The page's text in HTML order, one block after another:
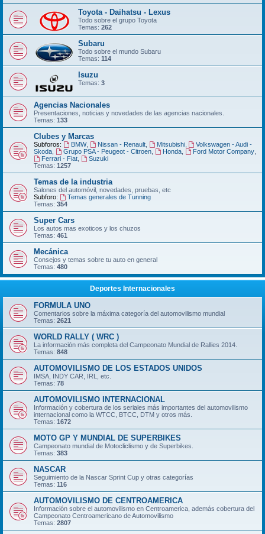
Toyota - Daihatsu - Lexus
Todo sobre el grupo Toyota
Temas: 262
Subaru
Todo sobre el mundo Subaru
Temas: 114
Isuzu
Temas: 3
Agencias Nacionales
Presentaciones, noticias y novedades de las agencias nacionales.
Temas: 133
Clubes y Marcas
Subforos: BMW, Nissan - Renault, Mitsubishi,
Volkswagen - Audi -
Skoda
Grupo PSA - Peugeot - Citroen, Honda, Ford Motor Company,
Ferrari - Fiat,
Suzuki
Temas: 1257
Temas de la industria
Salones del automóvil, novedades, pruebas, etc
Subforo:
Temas generales de Tunning
Temas: 354
Super Cars
Los autos mas exoticos y los chuzos
Temas: 461
Mecánica
Consejos y temas sobre tu auto en general
Temas: 480
Deportes Internacionales
FORMULA UNO
Comentarios sobre la máxima categoría del automovilismo mundial
Temas: 2621
WORLD RALLY ( WRC )
La información más completa del Campeonato Mundial de Rallies 2014.
Temas: 848
AUTOMOVILISMO DE LOS ESTADOS UNIDOS
IMSA, INDY CAR, IRL, etc.
Temas: 78
AUTOMOVILISMO INTERNACIONAL
Información y cobertura de los seriales más importantes del automovilismo
internacional como la WTCC, BTCC, DTM y otros más.
Temas: 1672
MOTO GP Y MUNDIAL DE SUPERBIKES
Campeonato mundial de Motocliclismo y de Superbikes.
Temas: 383
NASCAR
Seguimiento de la Nascar Sprint Cup y otras categorías
Temas: 116
AUTOMOVILISMO DE CENTROAMERICA
Información sobre el automovilismo en Centroamerica, además cobertura del
Campeonato Centroamericano de Automovilismo
Temas: 2807